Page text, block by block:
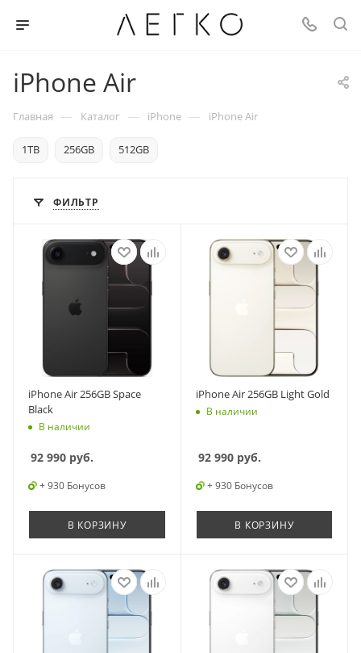
iPhone Air
Главная — Каталог — iPhone — iPhone Air
1TB 256GB 512GB
ФИЛЬТР
iPhone Air 256GB Space
Black
В наличии
92 990 руб.
+ 930 Бонусов
В КОРЗИНУ
iPhone Air 256GB Light Gold
В наличии
92 990руб.
+ 930 Бонусов
В КОРЗИНУ